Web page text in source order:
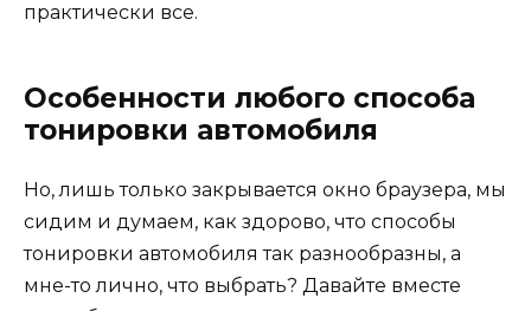
практически все.
Особенности любого способа
тонировки автомобиля
Но, лишь только закрывается окно браузера, мы
сидим и думаем, как здорово, что способы
тонировки автомобиля так разнообразны, а
мне-то лично, что выбрать? Давайте вместе